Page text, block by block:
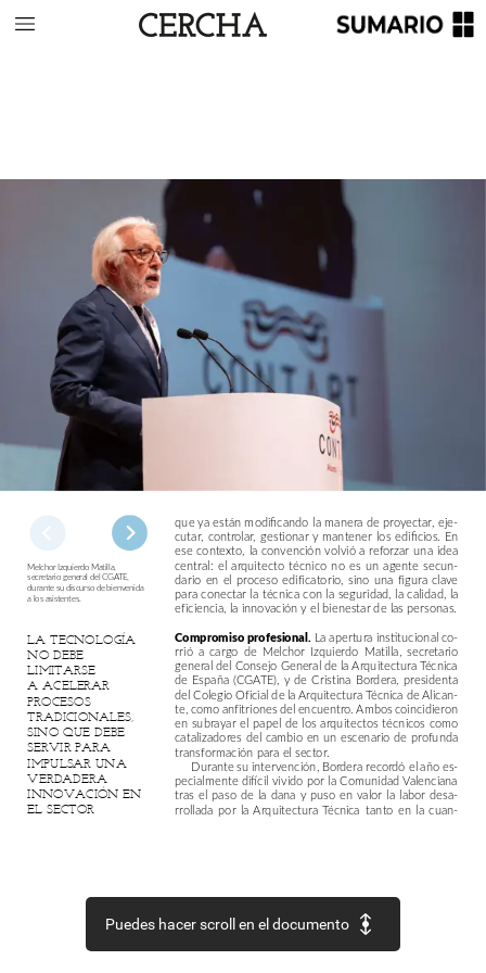
queya están modificando la manera de proyectar, eje-
cutar, controlar, gestionar y mantener los edificios. En
ese contexto, la convención volvió a reforzar una idea
central: el arquitecto técnico no es un agente secun-
dario en el proceso edificatorio, sino una figura clave
para conectar la técnica con la seguridad, la calidad, la
eficiencia, la innovación yel bienestarde las personas.
Compromisoprofesional. La apertura institucionalco-
rrió a cargo de Melchor Izquierdo Matilla, secretario
general del Consejo General de la ArquitecturaTécnica
de España (CGATE), y de Cristina Bordera, presidenta
delColegioOficial de laArquitecturaTécnica deAlican-
te,comoanfitrionesdelencuentro. Amboscoincidieron
en subrayar el papel de los arquitectos técnicos como
catalizadores del cambio en un escenario de profunda
transformación para el sector.
Durantesuintervención, Bordera recordó elañoes-
pecialmente difícil vivido por la Comunidad Valenciana
tras el paso de la dana y puso en valor la labor desa-
rrollada por la Arquitectura Técnica tanto en la cuan-
LA TECNOLOGÍA
NO DEBE
LIMITARSE
A ACELERAR
PROCESOS
TRADICIONALES,
SINO QUE DEBE
SERVIR PARA
IMPULSAR UNA
VERDADERA
INNOVACIÓN EN
EL SECTOR
MelchorIzquierdo Matilla,
secretariogeneral del CGATE,
durantesudiscurso debienvenida
alos asistentes.
Puedes hacer scroll en el documento